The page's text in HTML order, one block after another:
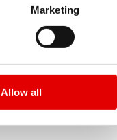
Marketing
Allow all